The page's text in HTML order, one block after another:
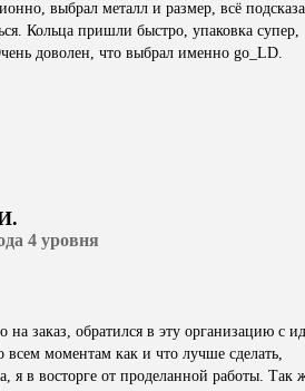
выбрал металл и размер, всё
Кольца пришли быстро, упаковка супер,
доволен, что выбрал именно go_LD.
4 уровня
на заказ, обратился в эту организацию с
всем моментам как и что лучше сделать,
я в восторге от проделанной работы. Так